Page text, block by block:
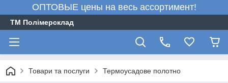
ОПТОВЫЕ цены на весь ассортимент!
ТМ Полімерсклад
Товари та послуги Термоусадове полотно